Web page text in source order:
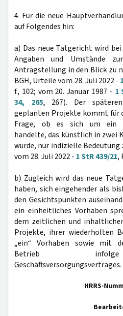
4. Für die neue
auf Folgendes hin:
a) Das neue Tatgericht wird
Angaben und Umstände
Antragstellung in den Blick zu
BGH, Urteile vom 28. Juli 2022 -
f., 102; vom 20. Januar 1987 - 1
34, 265, 267). Der
geplanten Projekte kommt für
Frage, ob es sich um ein
handelte, das künstlich in zwei
wurde, nur indizielle Bedeutung
vom 28. Juli 2022 - 1 StR 439/21,
b) Zugleich wird das neue
haben, sich eingehender als
den Gesichtspunkten
ein einheitliches Vorhaben
dem zeitlichen und
Projekte, ihrer wiederholten
„ein“ Vorhaben sowie mit
Betrieb
Geschäftsversorgungsvertrages.
HRRS-